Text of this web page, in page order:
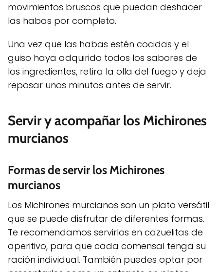
movimientos bruscos que puedan deshacer
las habas por completo.
Una vez que las habas estén cocidas y el
guiso haya adquirido todos los sabores de
los ingredientes, retira la olla del fuego y deja
reposar unos minutos antes de servir.
Servir y acompañar los Michirones
murcianos
Formas de servir los Michirones
murcianos
Los Michirones murcianos son un plato versátil
que se puede disfrutar de diferentes formas.
Te recomendamos servirlos en cazuelitas de
aperitivo, para que cada comensal tenga su
ración individual. También puedes optar por